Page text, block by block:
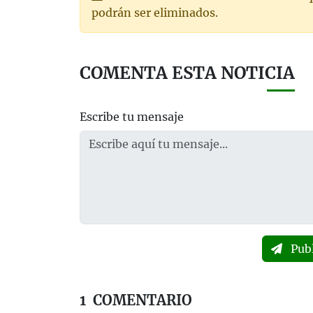
podrán ser eliminados.
COMENTA ESTA NOTICIA
Escribe tu mensaje
1 COMENTARIO